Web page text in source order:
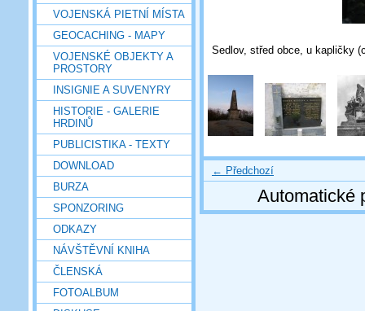
VOJENSKÁ PIETNÍ MÍSTA
GEOCACHING - MAPY
VOJENSKÉ OBJEKTY A
PROSTORY
INSIGNIE A SUVENYRY
HISTORIE - GALERIE
HRDINŮ
PUBLICISTIKA - TEXTY
DOWNLOAD
BURZA
SPONZORING
ODKAZY
NÁVŠTĚVNÍ KNIHA
ČLENSKÁ
FOTOALBUM
Sedlov, střed obce, u kapličky
← Předchozí
Automatické